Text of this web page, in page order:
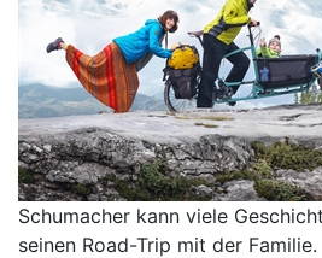
Schumacher kann viele
seinen Road-Trip mit der Familie.